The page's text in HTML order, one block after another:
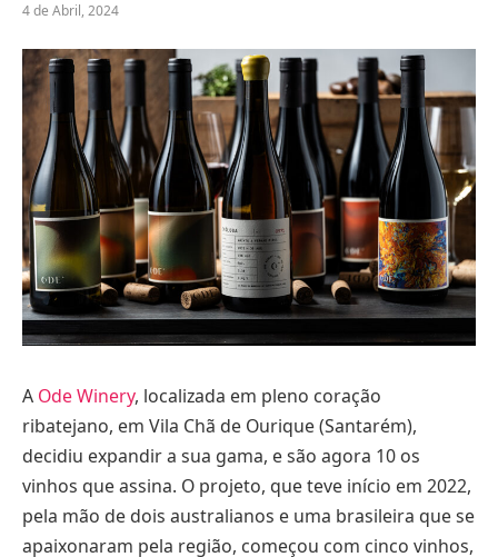
4 de Abril, 2024
A Ode Winery, localizada em pleno coração
ribatejano, em Vila Chã de Ourique (Santarém),
decidiu expandir a sua gama, e são agora 10 os
vinhos que assina. O projeto, que teve início em 2022,
pela mão de dois australianos e uma brasileira que se
apaixonaram pela região, começou com cinco vinhos,